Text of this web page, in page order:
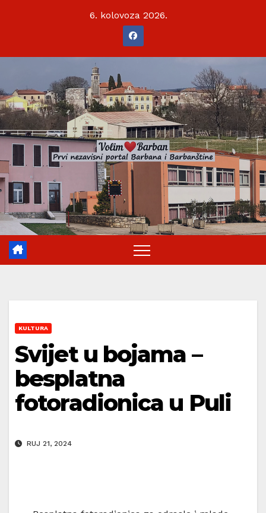
6. kolovoza 2026.
KULTURA
Svijet u bojama –
besplatna
fotoradionica u Puli
RUJ 21, 2024